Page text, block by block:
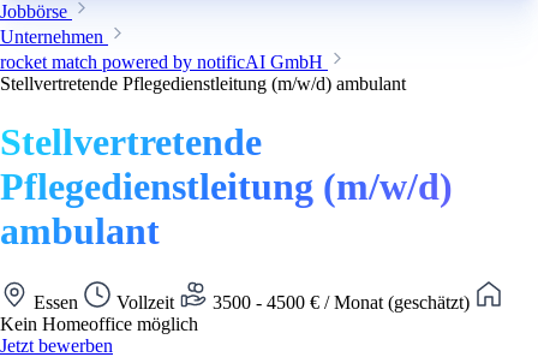
Jobbörse
Unternehmen
rocket match powered by notificAI GmbH
Stellvertretende Pflegedienstleitung (m/w/d) ambulant
Stellvertretende
Pflegedienstleitung (m/w/d)
ambulant
Essen Vollzeit
3500 - 4500 € / Monat (geschätzt)
Kein Homeoffice möglich
Jetzt bewerben